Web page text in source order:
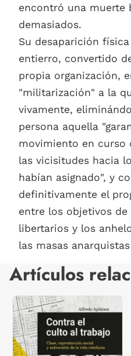
encontró una muerte
demasiados.
Su desaparición
entierro, convertido
propia organización,
"militarización" a la
vivamente,
persona aquella
movimiento en curso
las vicisitudes hacia
habían asignado", y
definitivamente el
entre los objetivos de
libertarios y los
las masas
Artículos